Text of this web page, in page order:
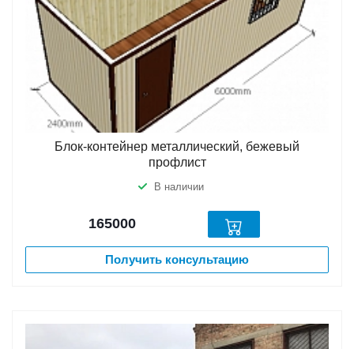
Блок-контейнер металлический, бежевый
профлист
В наличии
165000
Получить консультацию